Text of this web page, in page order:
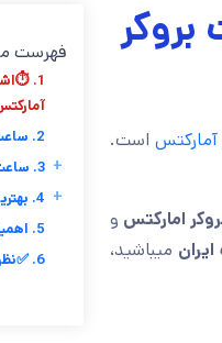
آمارکتساست.
امارکتس و
میباشید،
فهرست
1.
2. ساعت بروکر آمارکتس چیست؟
3. ساعت کاری بروکر امارکتس +
4. بهترین زمان معامله در بروکر آمارکتس +
5. اهمیت ساعت بروکر آمارکتس
6. ✅نظر کارشناسان تاپ بروکر ایران